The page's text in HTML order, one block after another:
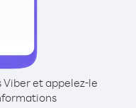
et appelez-le